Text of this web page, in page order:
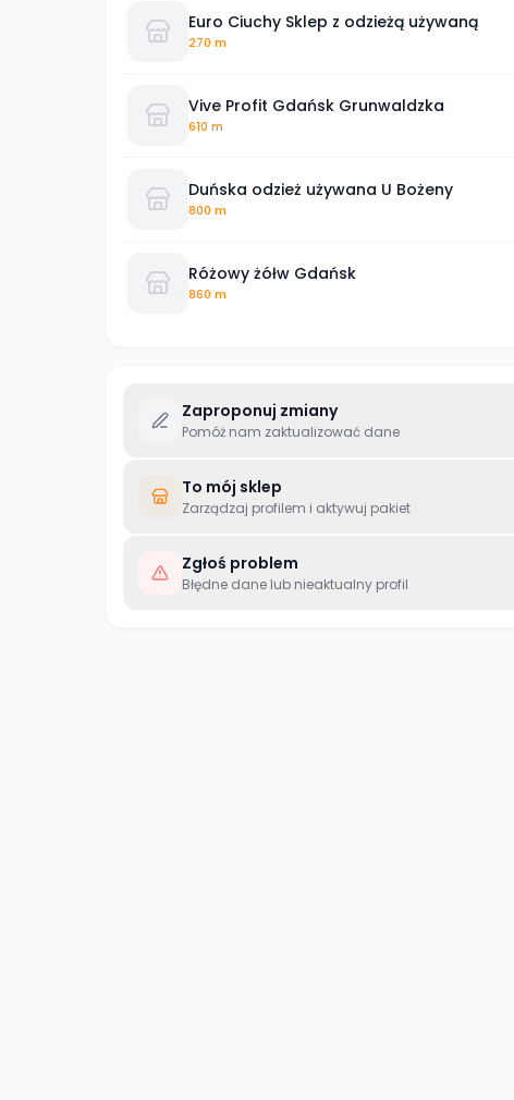
Euro Ciuchy Sklep z odzieżą używaną
270 m
Vive Profit Gdańsk Grunwaldzka
610 m
Duńska odzież używana U Bożeny
800 m
Różowy żółw Gdańsk
860 m
Zaproponuj zmiany
Pomóż nam zaktualizować dane
To mój sklep
Zarządzaj profilem i aktywuj pakiet
Zgłoś problem
Błędne dane lub nieaktualny profil